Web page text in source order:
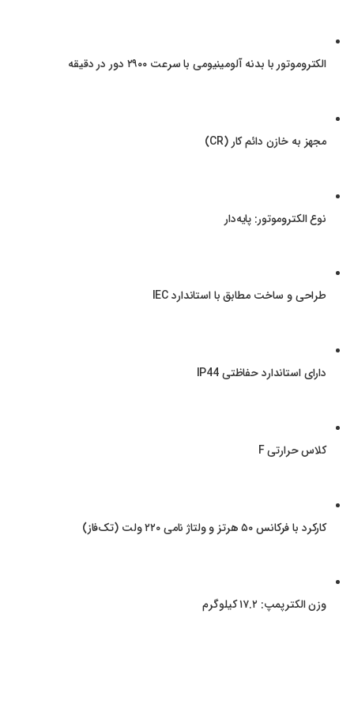
الکتروموتور با بدنه آلومینیومی با سرعت ۲۹۰۰ دور در دقیقه
مجهز به خازن دائم کار (CR)
نوع الکتروموتور: پایه‌دار
طراحی و ساخت مطابق با استاندارد IEC
دارای استاندارد حفاظتی IP44
کلاس حرارتی F
کارکرد با فرکانس ۵۰ هرتز و ولتاژ نامی ۲۲۰ ولت (تک‌فاز)
وزن الکترپمپ: ۱۷.۲ کیلوگرم